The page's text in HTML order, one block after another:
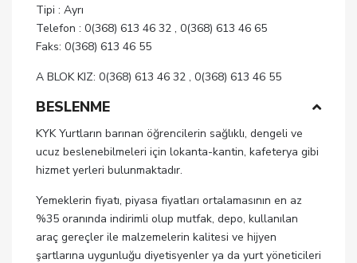
Tipi : Ayrı
Telefon : 0(368) 613 46 32 , 0(368) 613 46 65
Faks: 0(368) 613 46 55
A BLOK KIZ: 0(368) 613 46 32 , 0(368) 613 46 55
BESLENME
KYK Yurtların barınan öğrencilerin sağlıklı, dengeli ve
ucuz beslenebilmeleri için lokanta-kantin, kafeterya gibi
hizmet yerleri bulunmaktadır.
Yemeklerin fiyatı, piyasa fiyatları ortalamasının en az
%35 oranında indirimli olup mutfak, depo, kullanılan
araç gereçler ile malzemelerin kalitesi ve hijyen
şartlarına uygunluğu diyetisyenler ya da yurt yöneticileri